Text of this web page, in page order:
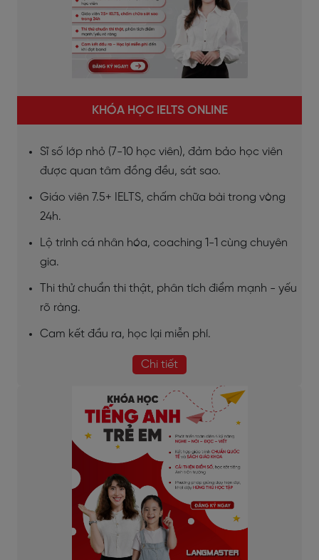
KHÓA HỌC IELTS ONLINE
Sĩ số lớp nhỏ (7-10 học viên), đảm bảo học viên
được quan tâm đồng đều, sát sao.
Giáo viên 7.5+ IELTS, chấm chữa bài trong vòng
24h.
Lộ trình cá nhân hóa, coaching 1-1 cùng chuyên
gia.
Thi thử chuẩn thi thật, phân tích điểm mạnh - yếu
rõ ràng.
Cam kết đầu ra, học lại miễn phí.
Chi tiết